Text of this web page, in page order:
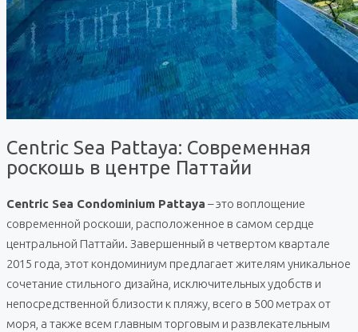
Centric Sea Pattaya: Современная
роскошь в центре Паттайи
Centric Sea Condominium Pattaya – это воплощение
современной роскоши, расположенное в самом сердце
центральной Паттайи. Завершенный в четвертом квартале
2015 года, этот кондоминиум предлагает жителям уникальное
сочетание стильного дизайна, исключительных удобств и
непосредственной близости к пляжу, всего в 500 метрах от
моря, а также всем главным торговым и развлекательным